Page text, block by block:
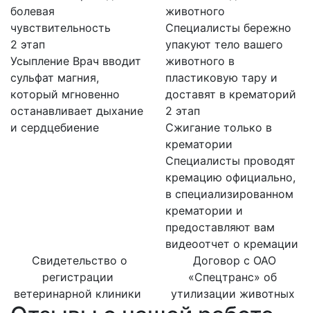
болевая
чувствительность
2 этап
Усыпление Врач вводит
сульфат магния,
который мгновенно
останавливает дыхание
и сердцебиение
животного
Специалисты бережно
упакуют тело вашего
животного в
пластиковую тару и
доставят в крематорий
2 этап
Сжигание только в
крематории
Специалисты проводят
кремацию официально,
в специализированном
крематории и
предоставляют вам
видеоотчет о кремации
Свидетельство о
регистрации
ветеринарной клиники
Договор с ОАО
«Спецтранс» об
утилизации животных